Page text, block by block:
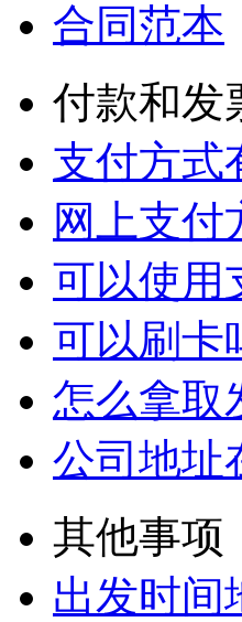
合同范本
付款和发
支付方式
网上支付
可以使用
可以刷卡
怎么拿取
公司地址
其他事项
出发时间